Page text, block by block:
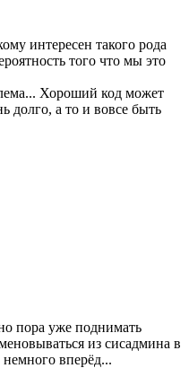
интересен такого рода
того что мы это
Хороший код может
долго, а то и вовсе быть
пора уже поднимать
из сисадмина в
вперёд...